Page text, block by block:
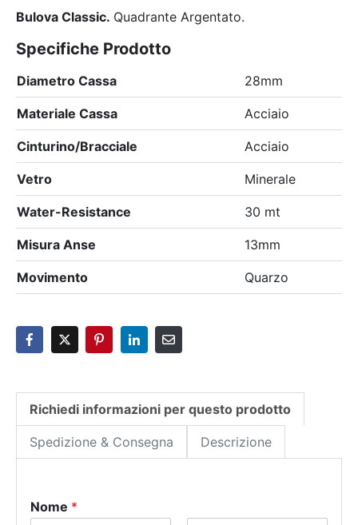
Bulova Classic. Quadrante Argentato.
Specifiche Prodotto
Diametro Cassa 28mm
Materiale Cassa Acciaio
Cinturino/Bracciale Acciaio
Vetro Minerale
Water-Resistance 30 mt
Misura Anse 13mm
Movimento Quarzo
Richiedi informazioni per questo prodotto
Spedizione & Consegna Descrizione
Nome *